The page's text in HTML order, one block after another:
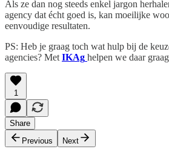
Als ze dan nog steeds enkel jargon
agency dat écht goed is, kan moeilijke
eenvoudige resultaten.
PS: Heb je graag toch wat hulp bij de
agencies? Met IKAg helpen we daar
1
Share
Previous
Next